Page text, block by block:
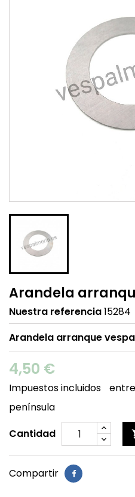
Arandela
Nuestra referencia15284
Arandela arranque vespa
4,50 €
Impuestos incluidos
península
Cantidad
Compartir